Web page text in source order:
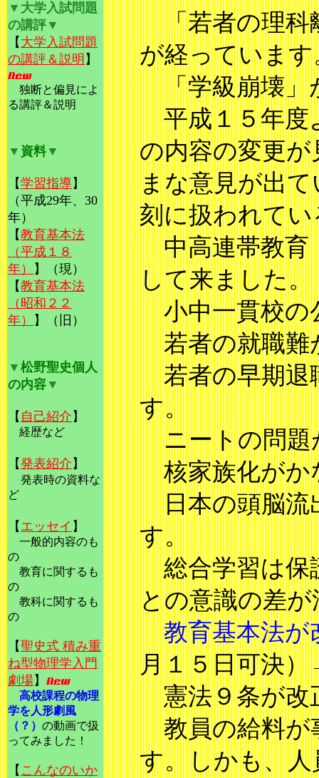
▼大学入試問題
の講評 ▼
【 大学入試問題
の講評＆説明 】
独断と偏見によ
る講評＆説明
▼ 資料▼
【学習指導】
（平成29年、30
年）
【教育基本法
（平成１８
年）
】
（現）
【教育基本法
（昭和２２
年）
】 （旧）
▼ 松野聖史個 人
の内容 ▼
【 自己紹介 】
経歴など
【発表紹介 】
発表時の資料な
ど
【 エッセイ 】
一般的内容のも
の
教育に関するも
の
教科に関するも
の
【聖史式 積み重
ね型物理学入 門
劇場】
高校課程の物理
学を人形劇風
（？） の動画で扱
ってみました！
【 こんなのいか
「若者の理科
が経っています
「学級崩壊」
平成１５年度
の内容の変更
まな意見が出
刻に扱われて
中高連帯教育
して来ました。
小中一貫校の
若者の就職難
若者の早期退
す。
ニートの問題
核家族化がか
日本の頭脳流
す。
総合学習は保
との意識の差
教育基本法が
月１５日可決）
憲法９条が改
教員の給料が
す。しかも、